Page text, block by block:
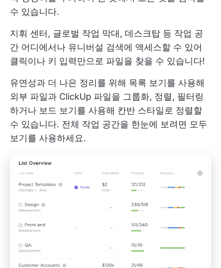
수 있습니다.
지휘 센터, 글로벌 작업 막대, 데스크탑 등 작업 공
간 어디에서나 유니버설 검색에 액세스할 수 있어
클릭이나 키 입력만으로 파일을 찾을 수 있습니다!
유연성과 더 나은 정리를 위해 목록 보기를 사용해
외부 파일과 ClickUp 파일을 그룹화, 정렬, 필터링
하거나 보드 보기를 사용해 칸반 스타일로 정렬할
수 있습니다. 전체 작업 공간을 한눈에 보려면 모두
보기를 사용하세요.